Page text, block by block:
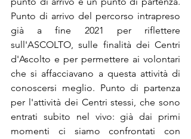
Punto di arrivo del percorso intrapreso
già a fine 2021 per riflettere
sull'ASCOLTO, sulle finalità dei Centri
d'Ascolto e per permettere ai volontari
che si affacciavano a questa attività di
conoscersi meglio. Punto di partenza
per l'attività dei Centri stessi, che sono
entrati subito nel vivo: già dai primi
momenti ci siamo confrontati con